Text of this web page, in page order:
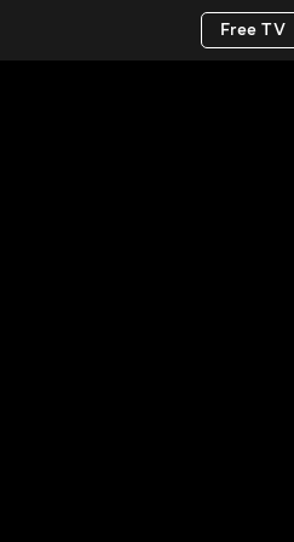
Free TV